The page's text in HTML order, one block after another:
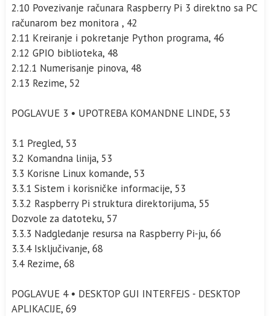
2.10 Povezivanje računara Raspberry Pi 3 direktno sa PC
računarom bez monitora , 42
2.11 Kreiranje i pokretanje Python programa, 46
2.12 GPIO biblioteka, 48
2.12.1 Numerisanje pinova, 48
2.13 Rezime, 52
POGLAVUE 3 • UPOTREBA KOMANDNE LINDE, 53
3.1 Pregled, 53
3.2 Komandna linija, 53
3.3 Korisne Linux komande, 53
3.3.1 Sistem i korisničke informacije, 53
3.3.2 Raspberry Pi struktura direktorijuma, 55
Dozvole za datoteku, 57
3.3.3 Nadgledanje resursa na Raspberry Pi-ju, 66
3.3.4 Isključivanje, 68
3.4 Rezime, 68
POGLAVUE 4 • DESKTOP GUI INTERFEJS - DESKTOP
APLIKACIJE, 69